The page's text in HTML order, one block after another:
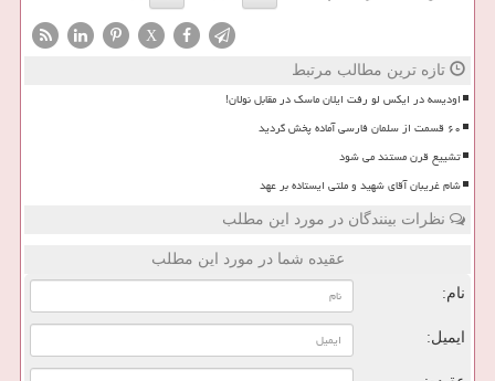
X
تازه ترین مطالب مرتبط
اودیسه در ایکس لو رفت ایلان ماسک در مقابل نولان!
۶۰ قسمت از سلمان فارسی آماده پخش گردید
تشییع قرن مستند می شود
شام غریبان آقای شهید و ملتی ایستاده بر عهد
نظرات بینندگان در مورد این مطلب
عقیده شما در مورد این مطلب
نام:
ایمیل: